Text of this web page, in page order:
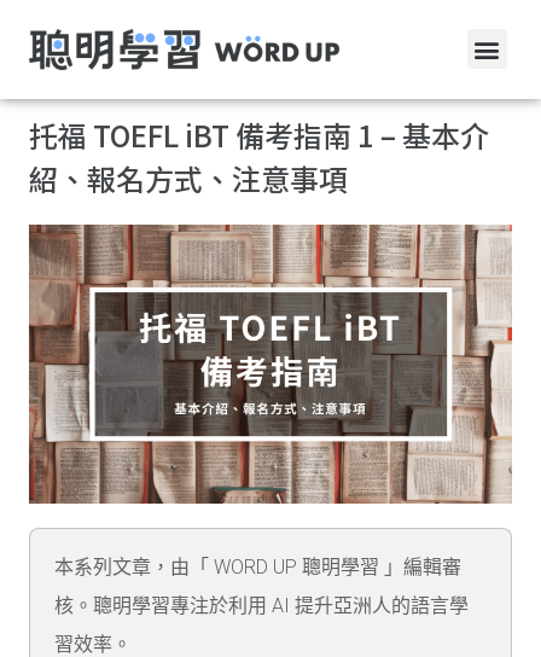
托福 TOEFL iBT 備考指南 1 – 基本介
紹、報名方式、注意事項
本系列文章，由「 WORD UP 聰明學習 」編輯審
核。聰明學習專注於利用 AI 提升亞洲人的語言學
習效率。